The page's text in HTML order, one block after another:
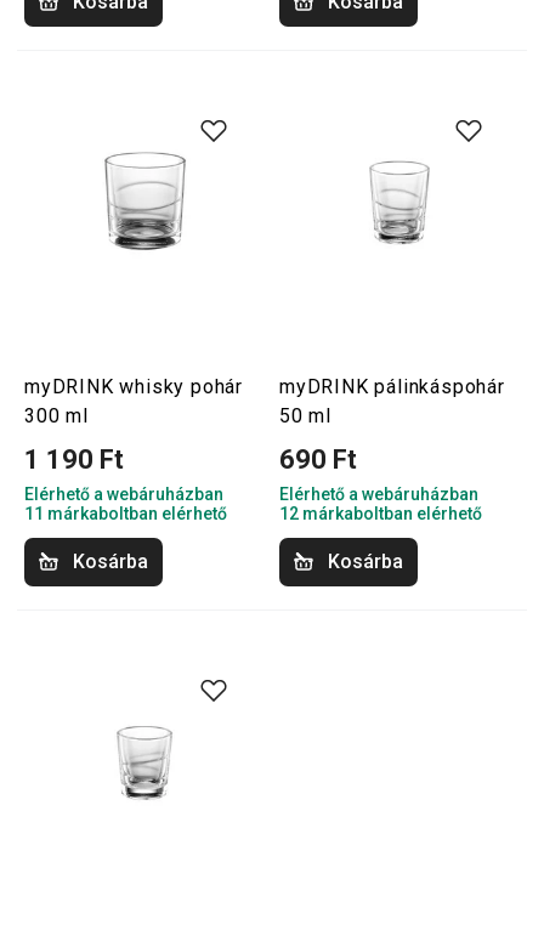
myDRINK whisky pohár
300 ml
1 190 Ft
Elérhető a webáruházban
11 márkaboltban elérhető
Kosárba
myDRINK pálinkáspohár
50 ml
690 Ft
Elérhető a webáruházban
12 márkaboltban elérhető
Kosárba